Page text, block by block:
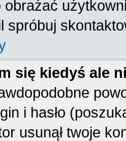
spróbuj
się kiedyś ale
i hasło
usunął twoje